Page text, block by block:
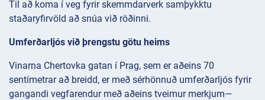
Til að koma í veg fyrir skemmdarverk samþykktu
staðaryfirvöld að snúa við röðinni.
Umferðarljós við þrengstu götu heims
Vinarna Chertovka gatan í Prag, sem er aðeins 70
sentímetrar að breidd, er með sérhönnuð umferðarljós fyrir
gangandi vegfarendur með aðeins tveimur merkjum—